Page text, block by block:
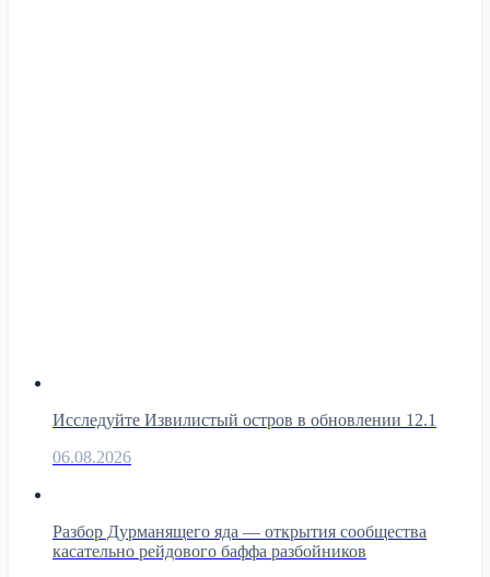
Исследуйте Извилистый остров в обновлении 12.1
06.08.2026
Разбор Дурманящего яда — открытия сообщества
касательно рейдового баффа разбойников